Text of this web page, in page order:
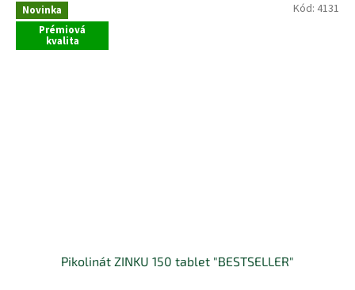
Novinka
Prémiová
kvalita
Pikolinát ZINKU 150 tablet "BESTSELLER"
Kód: 4131